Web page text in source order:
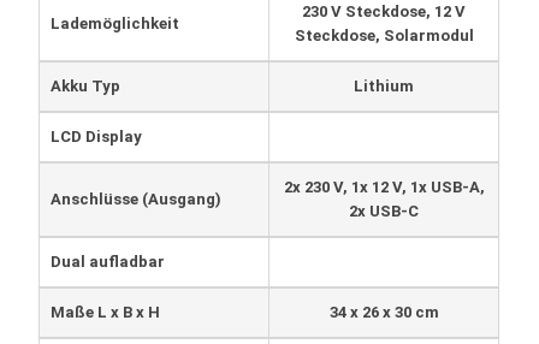
Lademöglichkeit
230 V Steckdose, 12 V
Steckdose, Solarmodul
Akku Typ ‎Lithium
LCD Display
Anschlüsse (Ausgang)
2x 230 V, 1x 12 V, 1x USB-A,
2x USB-C
Dual aufladbar
Maße L x B x H 34 x 26 x 30 cm